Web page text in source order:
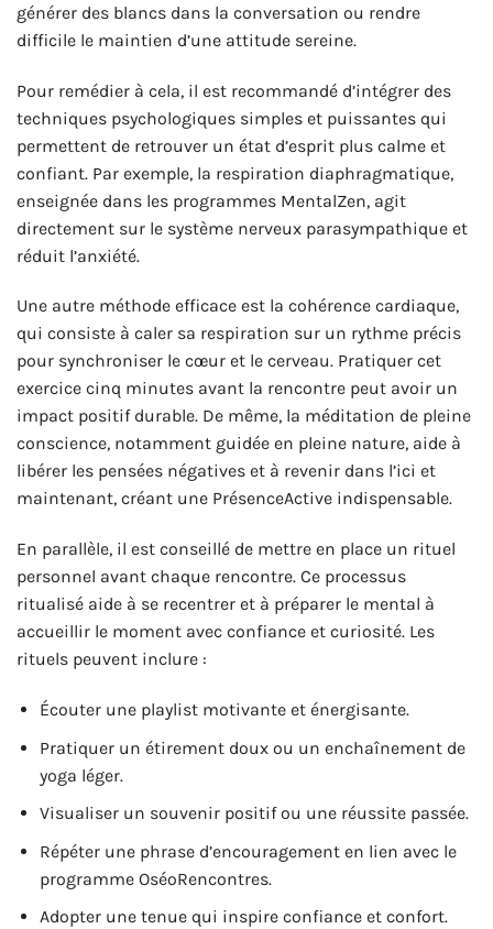
générer des blancs dans la conversation ou rendre
difficile le maintien d’une attitude sereine.
Pour remédier à cela, il est recommandé d’intégrer des
techniques psychologiques simples et puissantes qui
permettent de retrouver un état d’esprit plus calme et
confiant. Par exemple, la respiration diaphragmatique,
enseignée dans les programmes MentalZen, agit
directement sur le système nerveux parasympathique et
réduit l’anxiété.
Une autre méthode efficace est la cohérence cardiaque,
qui consiste à caler sa respiration sur un rythme précis
pour synchroniser le cœur et le cerveau. Pratiquer cet
exercice cinq minutes avant la rencontre peut avoir un
impact positif durable. De même, la méditation de pleine
conscience, notamment guidée en pleine nature, aide à
libérer les pensées négatives et à revenir dans l’ici et
maintenant, créant une PrésenceActive indispensable.
En parallèle, il est conseillé de mettre en place un rituel
personnel avant chaque rencontre. Ce processus
ritualisé aide à se recentrer et à préparer le mental à
accueillir le moment avec confiance et curiosité. Les
rituels peuvent inclure :
Écouter une playlist motivante et énergisante.
Pratiquer un étirement doux ou un enchaînement de
yoga léger.
Visualiser un souvenir positif ou une réussite passée.
Répéter une phrase d’encouragement en lien avec le
programme OséoRencontres.
Adopter une tenue qui inspire confiance et confort.